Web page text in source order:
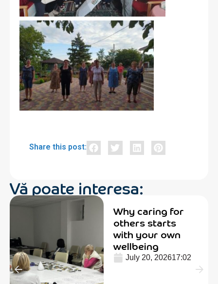
Share this post:
Vă poate interesa:
Why caring for
others starts
with your own
wellbeing
July 20, 202617:02